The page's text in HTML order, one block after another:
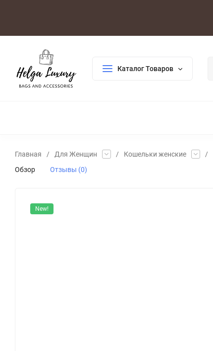
Каталог Товаров
Главная / Для Женщин / Кошельки женские /
Обзор
Отзывы (0)
New!